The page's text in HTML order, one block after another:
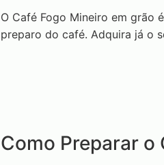
O Café Fogo Mineiro em grão
preparo do café. Adquira já o
Como Preparar o